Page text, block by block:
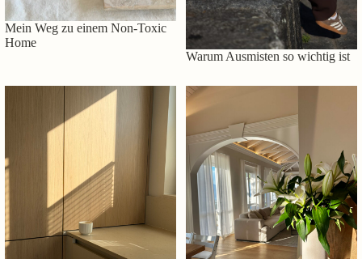
Mein Weg zu einem Non-Toxic
Home
Warum Ausmisten so wichtig ist